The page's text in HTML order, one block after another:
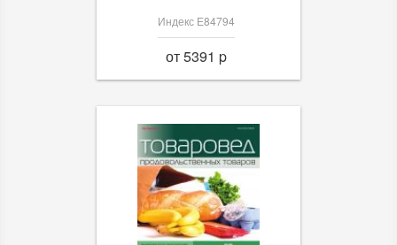
Индекс Е84794
от 5391 p